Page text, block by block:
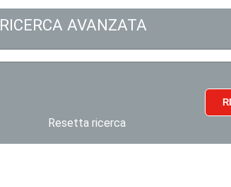
RICERCA AVANZATA
Resetta ricerca